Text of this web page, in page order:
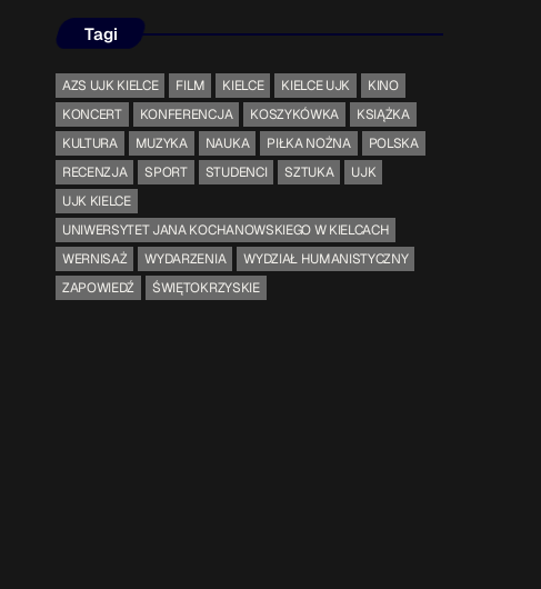
Tagi
AZS UJK KIELCE FILM KIELCE KIELCE UJK
KINO
KONCERT
KONFERENCJA KOSZYKÓWKA
KSIĄŻKA
KULTURA
MUZYKA NAUKA PIŁKA NOŻNA
POLSKA
RECENZJA
SPORT STUDENCI SZTUKA
UJK
UJK KIELCE
UNIWERSYTET JANA KOCHANOWSKIEGO W KIELCACH
WERNISAŻ
WYDARZENIA
WYDZIAŁ HUMANISTYCZNY
ZAPOWIEDŹ
ŚWIĘTOKRZYSKIE